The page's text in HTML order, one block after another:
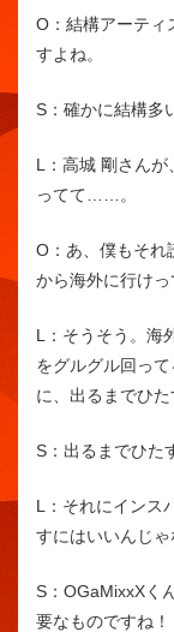
O： 結構アーティ
すよね。
S： 確かに結構多
L： 高城 剛さんが
ってて……。
O： あ、僕もそれ
から海外に行けっ
L： そうそう。海
をグルグル回っ
に、出るまでひ
S： 出るまでひた
L： それにインス
すにはいいんじゃ
S： OGaMixxXく
要なものですね！